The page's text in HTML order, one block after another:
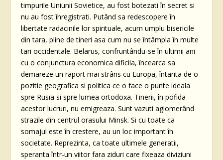
timpurile Uniunii Sovietice, au fost botezati în secret si
nu au fost înregistrati. Putând sa redescopere în
libertate radacinile lor spirituale, acum umplu bisericile
din tara, pline de tineri asa cum nu se întâmpla în multe
tari occidentale. Belarus, confruntându-se în ultimii ani
cu o conjunctura economica dificila, încearca sa
demareze un raport mai strâns cu Europa, întarita de o
pozitie geografica si politica ce o face o punte ideala
spre Rusia si spre lumea ortodoxa. Tinerii, în pofida
acestor lucruri, nu emigreaza. Sunt vazuti aglomerând
strazile din centrul orasului Minsk. Si cu toate ca
somajul este în crestere, au un loc important în
societate. Reprezinta, ca toate ultimele generatii,
speranta într-un viitor fara ziduri care fixeaza diviziuni